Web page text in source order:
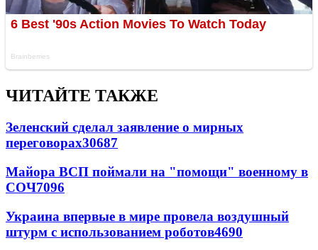
ЧИТАЙТЕ ТАКЖЕ
Зеленский сделал заявление о мирных
переговорах30687
Майора ВСП поймали на "помощи" военному в
СОЧ7096
Украина впервые в мире провела воздушный
штурм с использованием роботов4690